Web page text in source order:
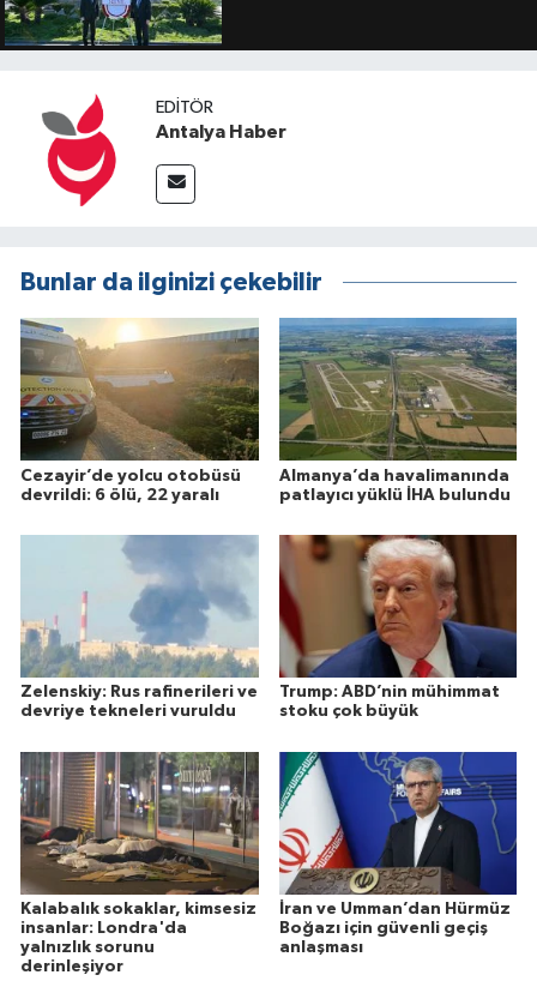
EDITÖR
Antalya Haber
Bunlar da ilginizi çekebilir
Cezayir’de yolcu otobüsü
devrildi: 6 ölü, 22 yaralı
Almanya’da havalimanında
patlayıcı yüklü İHA bulundu
Zelenskiy: Rus rafinerileri ve
devriye tekneleri vuruldu
Trump: ABD’nin mühimmat
stoku çok büyük
Kalabalık sokaklar, kimsesiz
insanlar: Londra'da
yalnızlık sorunu
derinleşiyor
İran ve Umman’dan Hürmüz
Boğazı için güvenli geçiş
anlaşması